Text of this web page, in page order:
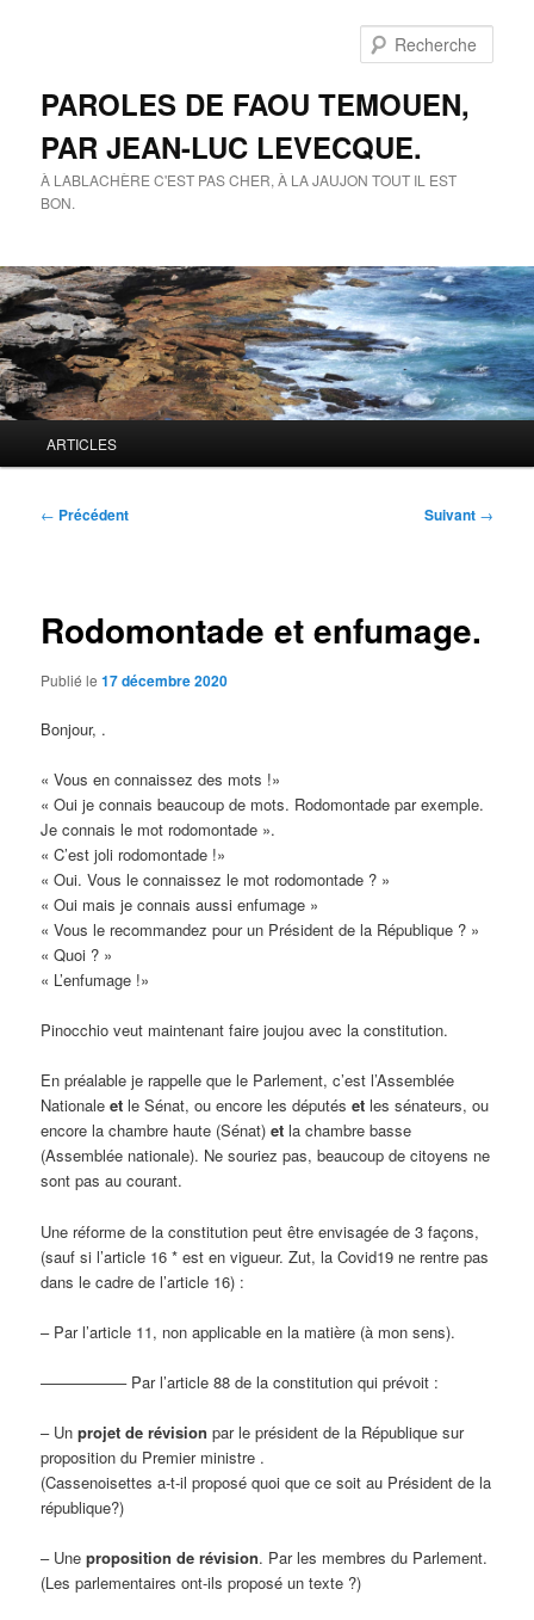
PAROLES DE FAOU TEMOUEN,
PAR JEAN-LUC LEVECQUE.
À LABLACHÈRE C'EST PAS CHER, À LA JAUJON TOUT IL EST
BON.
principal
ARTICLES
Navigation
← Précédent Suivant →
Rodomontade et enfumage.
Publié le17 décembre 2020
Bonjour, .
« Vous en connaissez des mots !»
« Oui je connais beaucoup de mots. Rodomontade par exemple.
Je connais le mot rodomontade ».
« C’est joli rodomontade !»
« Oui. Vous le connaissez le mot rodomontade ? »
« Oui mais je connais aussi enfumage »
« Vous le recommandez pour un Président de la République ? »
« Quoi ? »
« L’enfumage !»
Pinocchio veut maintenant faire joujou avec la constitution.
En préalable je rappelle que le Parlement, c’est l’Assemblée
Nationaleetle Sénat, ou encore les députésetles sénateurs, ou
encore la chambre haute (Sénat)etla chambre basse
(Assemblée nationale). Ne souriez pas, beaucoup de citoyens ne
sont pas au courant.
Une réforme de la constitution peut être envisagée de 3 façons,
(sauf si l’article 16 * est en vigueur. Zut, la Covid19 ne rentre pas
dans le cadre de l’article 16) :
– Par l’article 11, non applicable en la matière (à mon sens).
—————– Par l’article 88 de la constitution qui prévoit :
– Unprojet de révision par le président de la République sur
proposition du Premier ministre .
(Cassenoisettes a-t-il proposé quoi que ce soit au Président de la
république?)
– Uneproposition de révision. Par les membres du Parlement.
(Les parlementaires ont-ils proposé un texte ?)